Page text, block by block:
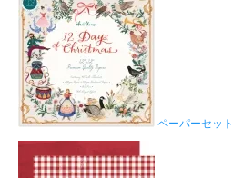
ペーパーセット